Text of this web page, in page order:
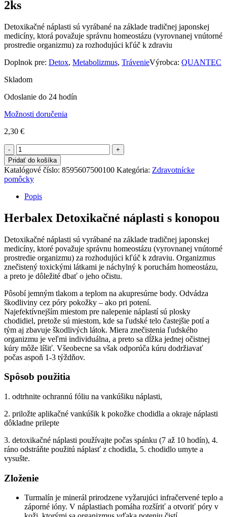
2ks
Detoxikačné náplasti sú vyrábané na základe tradičnej japonskej
medicíny, ktorá považuje správnu homeostázu (vyrovnanej vnútorné
prostredie organizmu) za rozhodujúci kľúč k zdraviu
Doplnok pre: Detox, Metabolizmus, TrávenieVýrobca: QUANTEC
Skladom
Odoslanie do 24 hodín
Možnosti doručenia
2,30 €
Počet
Pridať do košíka
Katalógové číslo: 8595607500100 Kategória: Zdravotnícke
pomôcky
Popis
Herbalex Detoxikačné náplasti s konopou
Detoxikačné náplasti sú vyrábané na základe tradičnej japonskej
medicíny, ktoré považuje správnu homeostázu (vyrovnanej vnútorné
prostredie organizmu) za rozhodujúci kľúč k zdraviu. Organizmus
znečistený toxickými látkami je náchylný k poruchám homeostázu,
a preto je dôležité dbať o jeho očistu.
Pôsobí jemným tlakom a teplom na akupresúrne body. Odvádza
škodliviny cez póry pokožky – ako pri potení.
Najefektívnejším miestom pre nalepenie náplastí sú plosky
chodidiel, pretože sú miestom, kde sa ľudské telo častejšie potí a
tým aj zbavuje škodlivých látok. Miera znečistenia ľudského
organizmu je veľmi individuálna, a preto sa dĺžka jednej očistnej
kúry môže líšiť. Všeobecne sa však odporúča kúru dodržiavať
počas aspoň 1-3 týždňov.
Spôsob použitia
1. odtrhnite ochrannú fóliu na vankúšiku náplasti,
2. priložte aplikačné vankúšik k pokožke chodidla a okraje náplasti
dôkladne prilepte
3. detoxikačné náplasti používajte počas spánku (7 až 10 hodín), 4.
ráno odstráňte použitú náplasť z chodidla, 5. chodidlo umyte a
vysušte.
Zloženie
Turmalín je minerál prirodzene vyžarujúci infračervené teplo a
záporné ióny. V náplastiach pomáha rozšíriť a otvoriť póry v